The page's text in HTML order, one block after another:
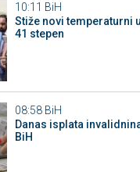
10:11 BiH
Stiže novi temperaturni
41 stepen
08:58 BiH
Danas isplata
BiH